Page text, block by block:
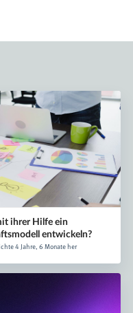
ihrer Hilfe ein
entwickeln?
4 Jahre, 6 Monate her